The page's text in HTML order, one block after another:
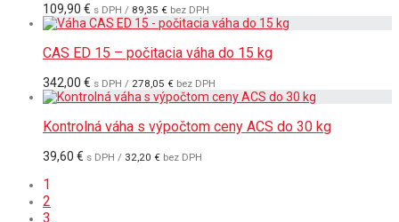
109,90 € s DPH / 89,35 € bez DPH
CAS ED 15 – počitacia váha do 15 kg
342,00 € s DPH / 278,05 € bez DPH
Kontrolná váha s výpočtom ceny ACS do 30 kg
39,60 € s DPH / 32,20 € bez DPH
1
2
3